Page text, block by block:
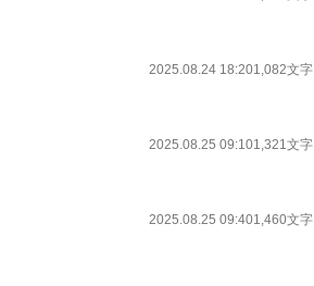
2025.08.24 18:201,082文字
2025.08.25 09:101,321文字
2025.08.25 09:401,460文字